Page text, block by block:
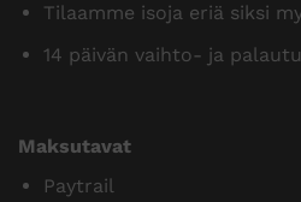
Tilaamme isoja eriä siksi
14 päivän vaihto- ja
Maksutavat
Paytrail